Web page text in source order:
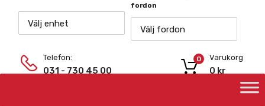
Välj enhet
fordon
Välj fordon
Telefon:
031 - 730 45 00
Varukorg
0 kr
0